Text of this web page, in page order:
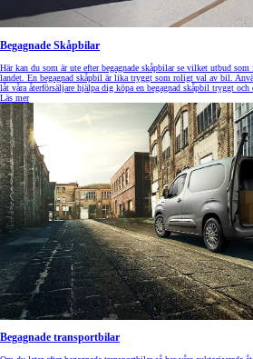
Begagnade Skåpbilar
Här kan du som är ute efter begagnade skåpbilar se vilket utbud
landet. En begagnad skåpbil är lika tryggt som roligt val av bil.
låt våra återförsäljare hjälpa dig köpa en begagnad skåpbil tryggt och
Läs mer
Begagnade transportbilar